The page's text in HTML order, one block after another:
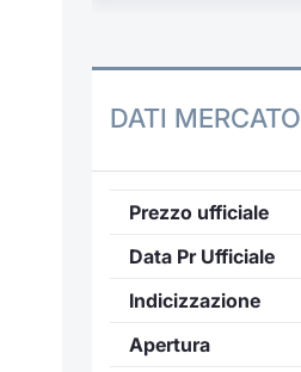
DATI MERCATO
Prezzo ufficiale
Data Pr Ufficiale
Indicizzazione
Apertura